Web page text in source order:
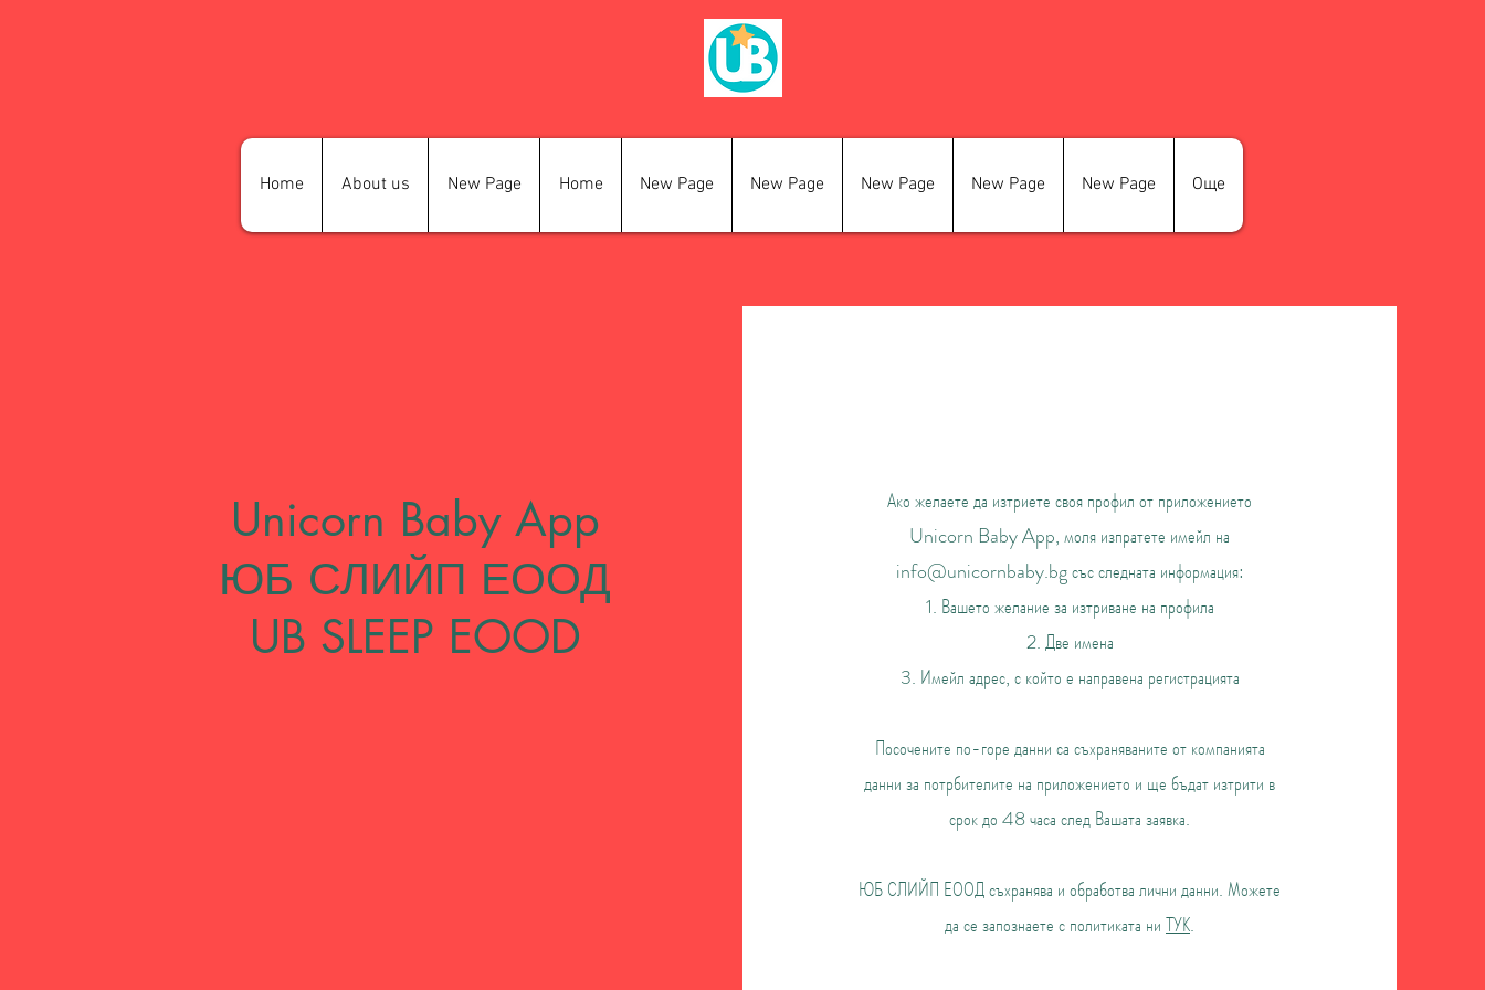
Home About us New Page Home New Page New Page New Page New Page New Page Още
Unicorn Baby App
ЮБ СЛИЙП ЕООД
UB SLEEP EOOD
Ако желаете да изтриете своя профил от приложението
Unicorn Baby App, моля изпратете имейл на
info@unicornbaby.bgсъс следната информация:
1. Вашето желание за изтриване на профила
2. Две имена
3. Имейл адрес, с който е направена регистрацията
Посочените по-горе данни са съхраняваните от компанията
данни за потрбителите на приложението и ще бъдат изтрити в
срок до 48 часа след Вашата заявка.
ЮБ СЛИЙП ЕООД съхранява и обработва лични данни. Можете
да се запознаете с политиката ниТУК.